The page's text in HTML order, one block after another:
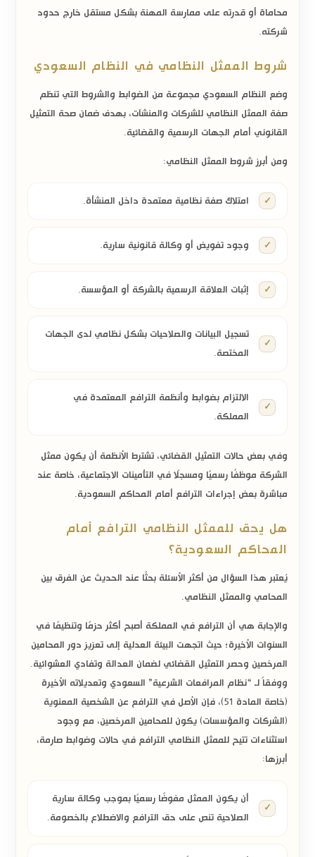
محاماة أو قدرته على ممارسة المهنة بشكل مستقل خارج حدود
شركته.
شروط الممثل النظامي في النظام السعودي
وضع النظام السعودي مجموعة من الضوابط والشروط التي تنظم
صفة الممثل النظامي للشركات والمنشآت، بهدف ضمان صحة التمثيل
القانوني أمام الجهات الرسمية والقضائية.
ومن أبرز شروط الممثل النظامي:
امتلاك صفة نظامية معتمدة داخل المنشأة.
وجود تفويض أو وكالة قانونية سارية.
إثبات العلاقة الرسمية بالشركة أو المؤسسة.
تسجيل البيانات والصلاحيات بشكل نظامي لدى الجهات
المختصة.
الالتزام بضوابط وأنظمة الترافع المعتمدة في
المملكة.
وفي بعض حالات التمثيل القضائي، تشترط الأنظمة أن يكون ممثل
الشركة موظفًا رسميًا ومسجلًا في التأمينات الاجتماعية، خاصة عند
مباشرة بعض إجراءات الترافع أمام المحاكم السعودية.
هل يحق للممثل النظامي الترافع أمام
المحاكم السعودية؟
يُعتبر هذا السؤال من أكثر الأسئلة بحثًا عند الحديث عن الفرق بين
المحامي والممثل النظامي.
والإجابة هي أن الترافع في المملكة أصبح أكثر حزمًا وتنظيمًا في
السنوات الأخيرة؛ حيث اتجهت البيئة العدلية إلى تعزيز دور المحامين
المرخصين وحصر التمثيل القضائي لضمان العدالة وتفادي العشوائية.
ووفقاً لـ “نظام المرافعات الشرعية” السعودي وتعديلاته الأخيرة
(خاصة المادة 51)، فإن الأصل في الترافع عن الشخصية المعنوية
(الشركات والمؤسسات) يكون للمحامين المرخصين، مع وجود
استثناءات تتيح للممثل النظامي الترافع في حالات وضوابط صارمة،
أبرزها:
أن يكون الممثل مفوضًا رسميًا بموجب وكالة سارية
الصلاحية تنص على حق الترافع والاضطلاع بالخصومة.